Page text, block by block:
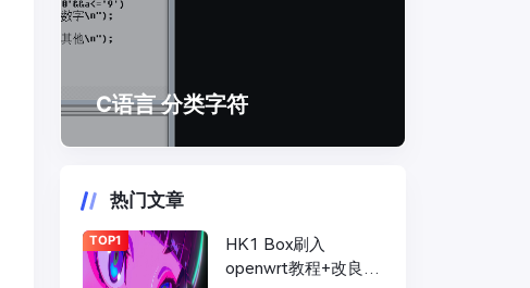
C语言 分类字符
热门文章
TOP1
HK1 Box刷入
openwrt教程+改良散